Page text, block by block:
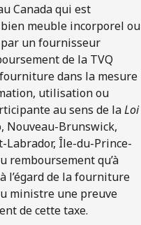
Canada qui est
meuble incorporel ou
par un fournisseur
de la TVQ
fourniture dans la mesure
utilisation ou
au sens de laLoi
Nouveau-Brunswick,
Labrador, Île-du-Prince-
remboursement qu’à
l’égard de la fourniture
ministre une preuve
de cette taxe.